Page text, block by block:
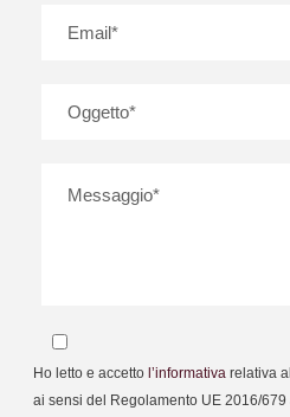
Ho letto e accetto l’informativa relativa
ai sensi del Regolamento UE 2016/679